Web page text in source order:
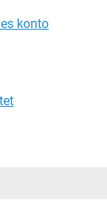
konto